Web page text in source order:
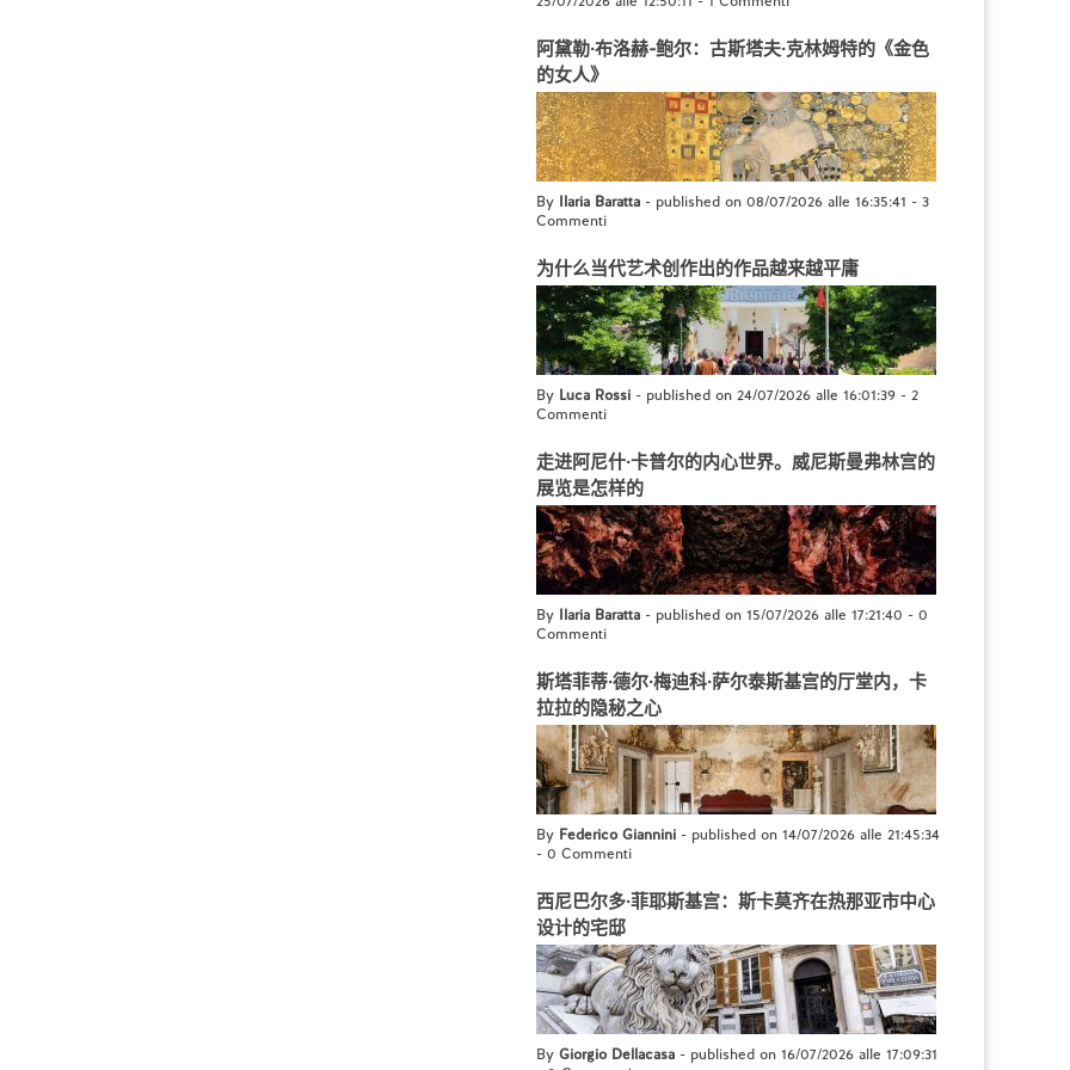
阿黛勒·布洛赫-鲍尔：古斯塔夫·克林姆特的《金色
的女人》
By Ilaria Baratta - published on 08/07/2026 alle 16:35:41 - 3
Commenti
为什么当代艺术创作出的作品越来越平庸
By Luca Rossi - published on 24/07/2026 alle 16:01:39 - 2
Commenti
走进阿尼什·卡普尔的内心世界。威尼斯曼弗林宫的
展览是怎样的
By Ilaria Baratta - published on 15/07/2026 alle 17:21:40 - 0
Commenti
斯塔菲蒂·德尔·梅迪科·萨尔泰斯基宫的厅堂内，卡
拉拉的隐秘之心
By Federico Giannini - published on 14/07/2026 alle 21:45:34
- 0 Commenti
西尼巴尔多·菲耶斯基宫：斯卡莫齐在热那亚市中心
设计的宅邸
By Giorgio Dellacasa - published on 16/07/2026 alle 17:09:31